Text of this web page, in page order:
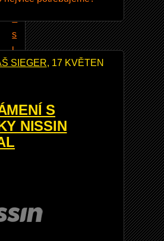
SIEGER, 17 KVĚTEN
S
NISSIN
s
l
a
o